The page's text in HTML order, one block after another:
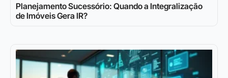
Planejamento Sucessório: Quando a Integralização
de Imóveis Gera IR?